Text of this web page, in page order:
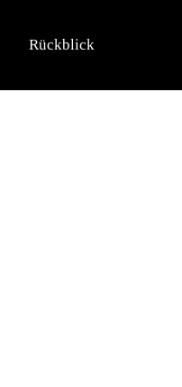
Rückblick